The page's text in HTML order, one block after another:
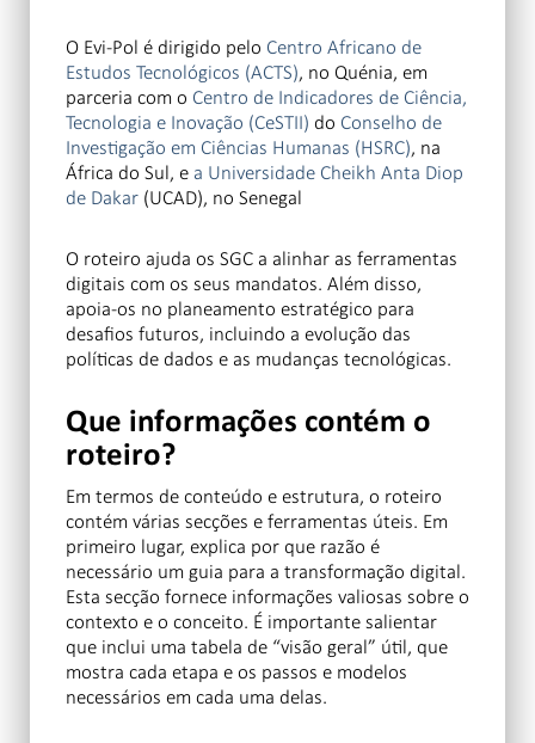
O Evi-Pol é dirigido pelo Centro Africano de
Estudos Tecnológicos (ACTS), no Quénia, em
parceria com o Centro de Indicadores de Ciência,
Tecnologia e Inovação (CeSTII) do Conselho de
Investigação em Ciências Humanas (HSRC), na
África do Sul, e a Universidade Cheikh Anta Diop
de Dakar (UCAD), no Senegal
O roteiro ajuda os SGC a alinhar as ferramentas
digitais com os seus mandatos. Além disso,
apoia-os no planeamento estratégico para
desafios futuros, incluindo a evolução das
políticas de dados e as mudanças tecnológicas.
Que informações contém o
roteiro?
Em termos de conteúdo e estrutura, o roteiro
contém várias secções e ferramentas úteis. Em
primeiro lugar, explica por que razão é
necessário um guia para a transformação digital.
Esta secção fornece informações valiosas sobre o
contexto e o conceito. É importante salientar
que inclui uma tabela de “visão geral” útil, que
mostra cada etapa e os passos e modelos
necessários em cada uma delas.